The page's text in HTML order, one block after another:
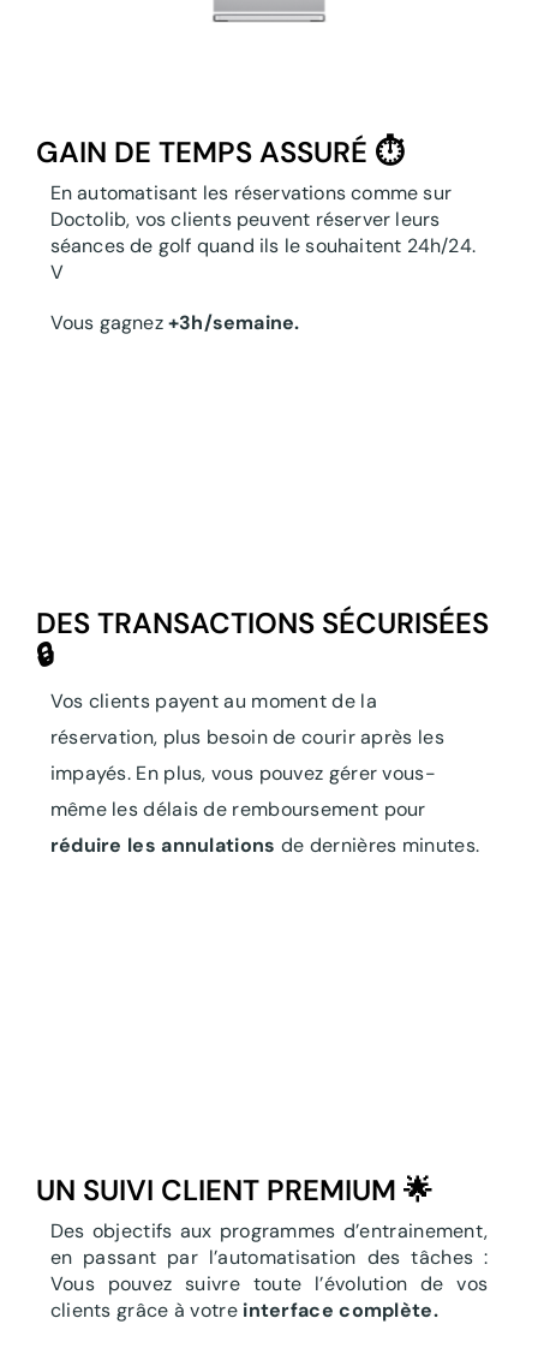
GAIN DE TEMPS ASSURÉ ⏱️
En automatisant les réservations comme sur
Doctolib, vos clients peuvent réserver leurs
séances de golf quand ils le souhaitent 24h/24.
V
Vous gagnez+3h/semaine.
DES TRANSACTIONS SÉCURISÉES
🔒
Vos clients payent au moment de la
réservation, plus besoin de courir après les
impayés. En plus, vous pouvez gérer vous-
même les délais de remboursement pour
réduire les annulations de dernières minutes.
UN SUIVI CLIENT PREMIUM 🌟
Des objectifs aux programmes d’entrainement,
en passant par l’automatisation des tâches :
Vous pouvez suivre toute l’évolution de vos
clients grâce à votre interface complète.